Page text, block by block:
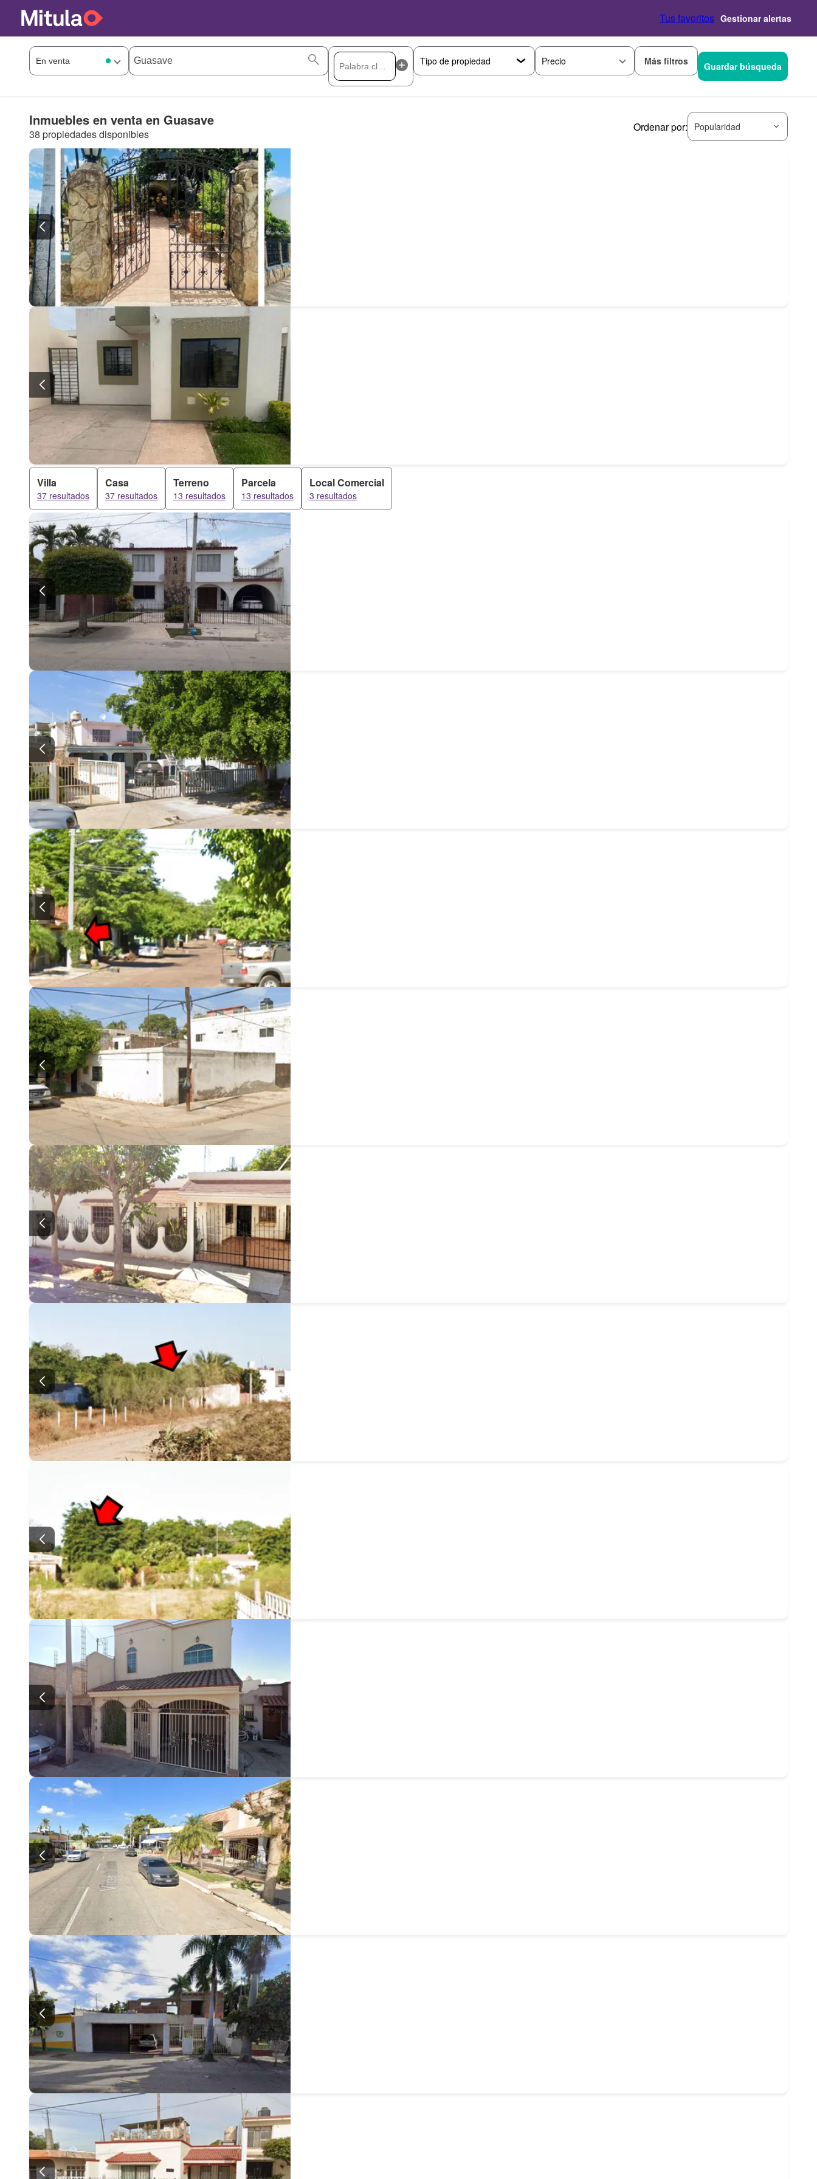
Tus favoritos Gestionar alertas
Precio Más filtros Guardar búsqueda
Inmuebles en venta en Guasave
38 propiedades disponibles
Ordenar por: Popularidad
Villa
37 resultados
Casa
37 resultados
Terreno
13 resultados
Parcela
13 resultados
Local Comercial
3 resultados